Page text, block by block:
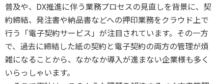
普及や、DX推進に伴う業務プロセスの見直しを背景に、契
約締結、発注書や納品書などへの押印業務をクラウド上で
行う「電子契約サービス」が注目されています。その一方
で、過去に締結した紙の契約と電子契約の両方の管理が煩
雑になることから、なかなか導入が進まない企業様も多く
いらっしゃいます。